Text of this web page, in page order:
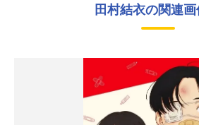
田村結衣の関連